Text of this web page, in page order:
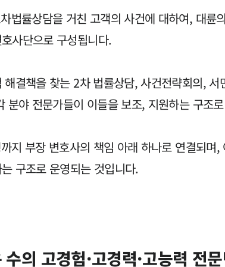
법률상담을 거친 고객의 사건에 대하여, 대륜
사단으로 구성됩니다.
결책을 찾는 2차 법률상담, 사건전략회의,
분야 전문가들이 이들을 보조, 지원하는 구조
지 부장 변호사의 책임 아래 하나로 연결되며
구조로 운영되는 것입니다.
의 고경험·고경력·고능력 전